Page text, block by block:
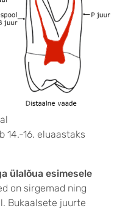
14.-16. eluaastaks
ülalõua esimesele
on sirgemad ning
Bukaalsete juurte